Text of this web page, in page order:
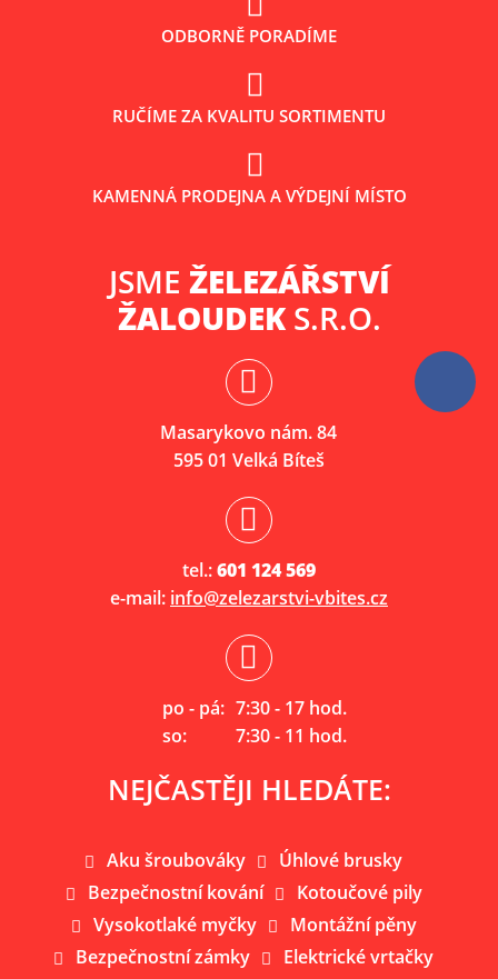
ODBORNĚ PORADÍME
RUČÍME ZA KVALITU SORTIMENTU
KAMENNÁ PRODEJNA A VÝDEJNÍ MÍSTO
JSME ŽELEZÁŘSTVÍ
ŽALOUDEKS.R.O.
Masarykovo nám. 84
595 01 Velká Bíteš
tel.:601 124 569
e-mail: info@zelezarstvi-vbites.cz
po - pá: 7:30 - 17 hod.
so:
7:30 - 11 hod.
NEJČASTĚJI HLEDÁTE:
Aku šroubováky
Úhlové brusky
Bezpečnostní kování
Kotoučové pily
Vysokotlaké myčky
Montážní pěny
Bezpečnostní zámky
Elektrické vrtačky